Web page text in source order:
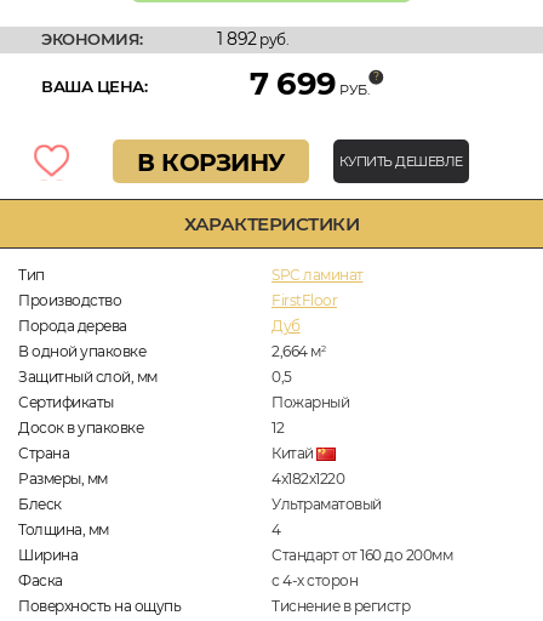
ХАРАКТЕРИСТИКИ
Тип
SPC ламинат
Производство
FirstFloor
Порода дерева
Дуб
В одной упаковке
2,664 м2
Защитный слой, мм
0,5
Сертификаты
Пожарный
Досок в упаковке
12
Страна
Китай
Размеры, мм
4х182х1220
Блеск
Ультраматовый
Толщина, мм
4
Ширина
Стандарт от 160 до 200мм
Фаска
с 4-х сторон
Поверхность на ощупь
Тиснение в регистр
ЭКОНОМИЯ: 1 892руб.
ВАША ЦЕНА: 7 699 РУБ.
В КОРЗИНУ КУПИТЬ ДЕШЕВЛЕ